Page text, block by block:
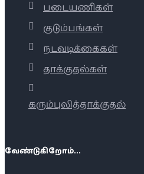
படையணிகள்
குடும்பங்கள்
நடவடிக்கைகள்
தாக்குதல்கள்
கரும்புலித்தாக்குதல்
வேண்டுகிறோம்...